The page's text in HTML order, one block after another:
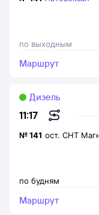
по выходным
Маршрут
11:17
Дизель
по будням
№141 ост. СНТ
Маршрут